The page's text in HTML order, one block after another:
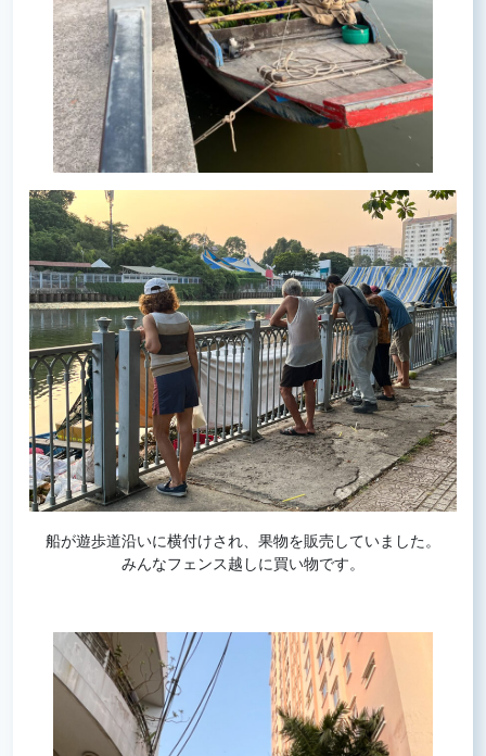
船が遊歩道沿いに横付けされ、果物を販売していました。
みんなフェンス越しに買い物です。